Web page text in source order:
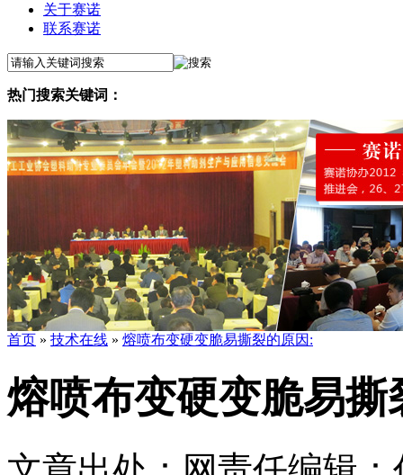
关于赛诺
联系赛诺
热门搜索关键词：
首页 » 技术在线 » 熔喷布变硬变脆易撕裂的原因:
熔喷布变硬变脆易撕